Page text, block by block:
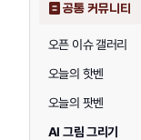
공통 커뮤니티
오픈 이슈 갤러리
오늘의 핫벤
오늘의 팟벤
AI 그림 그리기